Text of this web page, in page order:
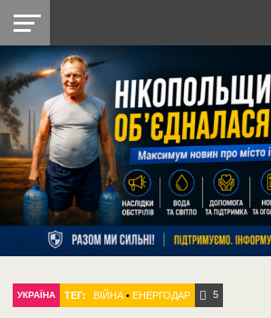
НІКОПОЛЬ
РАЙОН
СІЧЕСЛАВСЬКА
УКРАЇНА
РЕТРО
НІКОПОЛЬ
ЛАЙТ
УКРАЇНА
ДОПОМОГА
РАДІО
УКРАЇНА ТЕГ: ВІЙНА •ЕНЕРГОДАР 5